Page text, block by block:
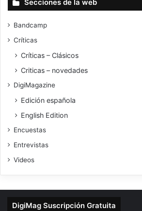
Secciones de la web
Bandcamp
Críticas
Críticas – Clásicos
Criticas – novedades
DigiMagazine
Edición española
English Edition
Encuestas
Entrevistas
Videos
DigiMag Suscripción Gratuita